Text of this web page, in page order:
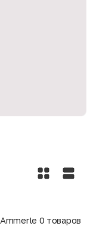
Ammerle 0 товаров